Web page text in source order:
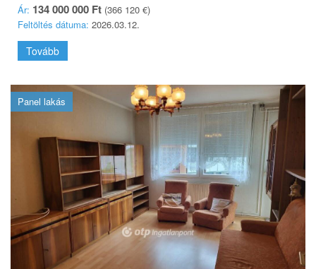
Ár: 134 000 000 Ft (366 120 €)
Feltöltés dátuma: 2026.03.12.
Tovább
Panel lakás